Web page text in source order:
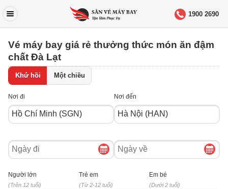
1900 2690
Vé máy bay giá rẻ thưởng thức món ăn đậm
chất Đà Lạt
Khứ hồi Một chiều
Nơi đi Nơi đến
Ngày
đi
Ngày
về
Người lớn
(Trên 12 tuổi)
Trẻ em
(Từ 2-12 tuổi)
Em bé
(Dưới 2 tuổi)